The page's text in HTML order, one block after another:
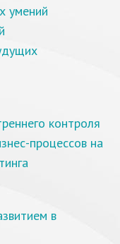
умений
контроля
процессов на
в